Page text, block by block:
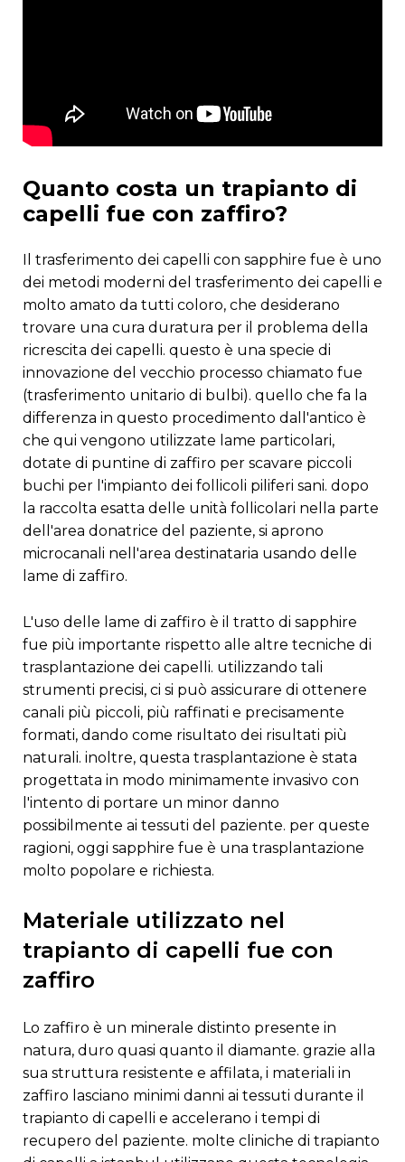
quanto costa un trapianto di
capelli fue con zaffiro?
il trasferimento dei capelli con sapphire fue è uno
dei metodi moderni del trasferimento dei capelli e
molto amato da tutti coloro, che desiderano
trovare una cura duratura per il problema della
ricrescita dei capelli. questo è una specie di
innovazione del vecchio processo chiamato fue
(trasferimento unitario di bulbi). quello che fa la
differenza in questo procedimento dall'antico è
che qui vengono utilizzate lame particolari,
dotate di puntine di zaffiro per scavare piccoli
buchi per l'impianto dei follicoli piliferi sani. dopo
la raccolta esatta delle unità follicolari nella parte
dell'area donatrice del paziente, si aprono
microcanali nell'area destinataria usando delle
lame di zaffiro.
l'uso delle lame di zaffiro è il tratto di sapphire
fue più importante rispetto alle altre tecniche di
trasplantazione dei capelli. utilizzando tali
strumenti precisi, ci si può assicurare di ottenere
canali più piccoli, più raffinati e precisamente
formati, dando come risultato dei risultati più
naturali. inoltre, questa trasplantazione è stata
progettata in modo minimamente invasivo con
l'intento di portare un minor danno
possibilmente ai tessuti del paziente. per queste
ragioni, oggi sapphire fue è una trasplantazione
molto popolare e richiesta.
materiale utilizzato nel
trapianto di capelli fue con
zaffiro
lo zaffiro è un minerale distinto presente in
natura, duro quasi quanto il diamante. grazie alla
sua struttura resistente e affilata, i materiali in
zaffiro lasciano minimi danni ai tessuti durante il
trapianto di capelli e accelerano i tempi di
recupero del paziente. molte cliniche di trapianto